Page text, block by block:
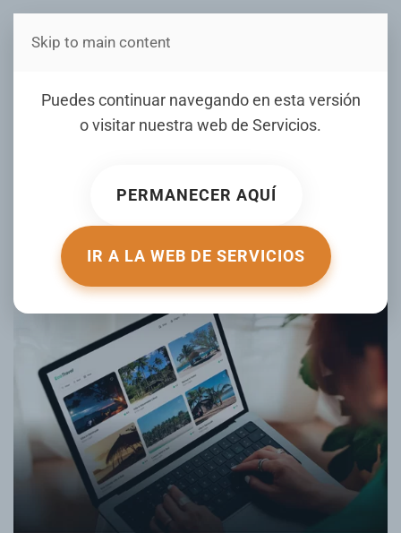
Estás en Telenord Medios
Puedes continuar navegando en esta versión
o visitar nuestra web de Servicios.
PERMANECER AQUÍ
IR A LA WEB DE SERVICIOS
Skip to main content
Cómo viajar en Navidad y
ahorrar dinero: cinco
inteligencia artificial
ESCRITO POR SEMANA.COM EL 30 NOVIEMBRE 2024
PUBLICADO EN
TU DINERO.